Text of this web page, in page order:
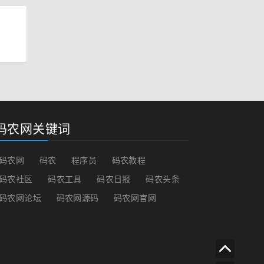
农网关键词
农网 码农 程序员
码农教程
农社区
码农工具 码农日报
码农头条
农网论坛
码农网源码 码农网官网